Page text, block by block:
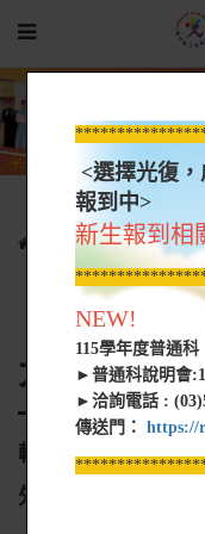
光復新聞
大學營
轉知 東海大學推廣部
大學營隊
轉知 東海大學推
外語課程」海報
<選擇光復
報到中>
新生報到相
NEW!
115學年度普通
►普通科說明會
►洽詢電話 :
傳送門： https://